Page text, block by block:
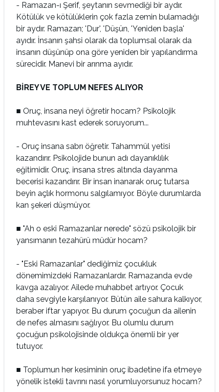
- Ramazan-ı Şerif, şeytanın sevmediği bir aydır.
Kötülük ve kötülüklerin çok fazla zemin bulamadığı
bir aydır. Ramazan; 'Dur', 'Düşün, 'Yeniden başla'
ayıdır. İnsanın şahsi olarak da toplumsal olarak da
insanın düşünüp ona göre yeniden bir yapılandırma
sürecidir. Manevi bir arınma ayıdır.
BİREY VE TOPLUM NEFES ALIYOR
■ Oruç, insana neyi öğretir hocam? Psikolojik
muhtevasını kast ederek soruyorum...
- Oruç insana sabrı öğretir. Tahammül yetisi
kazandırır. Psikolojide bunun adı dayanıklılık
eğitimidir. Oruç, insana stres altında dayanma
becerisi kazandırır. Bir insan inanarak oruç tutarsa
beyin açlık hormonu salgılamıyor. Böyle durumlarda
kan şekeri düşmüyor.
■ "Ah o eski Ramazanlar nerede" sözü psikolojik bir
yansımanın tezahürü müdür hocam?
- "Eski Ramazanlar" dediğimiz çocukluk
dönemimizdeki Ramazanlardır. Ramazanda evde
kavga azalıyor. Ailede muhabbet artıyor. Çocuk
daha sevgiyle karşılanıyor. Bütün aile sahura kalkıyor,
beraber iftar yapıyor. Bu durum çocuğun da ailenin
de nefes almasını sağlıyor. Bu olumlu durum
çocuğun psikolojisinde oldukça önemli bir yer
tutuyor.
■ Toplumun her kesiminin oruç ibadetine ifa etmeye
yönelik istekli tavrını nasıl yorumluyorsunuz hocam?